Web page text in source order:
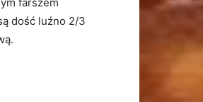
dość luźno 2/3